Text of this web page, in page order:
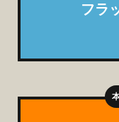
フラ